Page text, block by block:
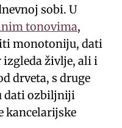
sobi. U
tonovima,
monotoniju, dati
življe, ali i
drveta, s druge
dati ozbiljniji
kancelarijske